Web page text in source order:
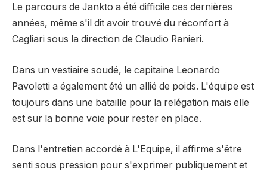
Le parcours de Jankto a été difficile ces dernières
années, même s'il dit avoir trouvé du réconfort à
Cagliari sous la direction de Claudio Ranieri.
Dans un vestiaire soudé, le capitaine Leonardo
Pavoletti a également été un allié de poids. L'équipe est
toujours dans une bataille pour la relégation mais elle
est sur la bonne voie pour rester en place.
Dans l'entretien accordé à L'Equipe, il affirme s'être
senti sous pression pour s'exprimer publiquement et